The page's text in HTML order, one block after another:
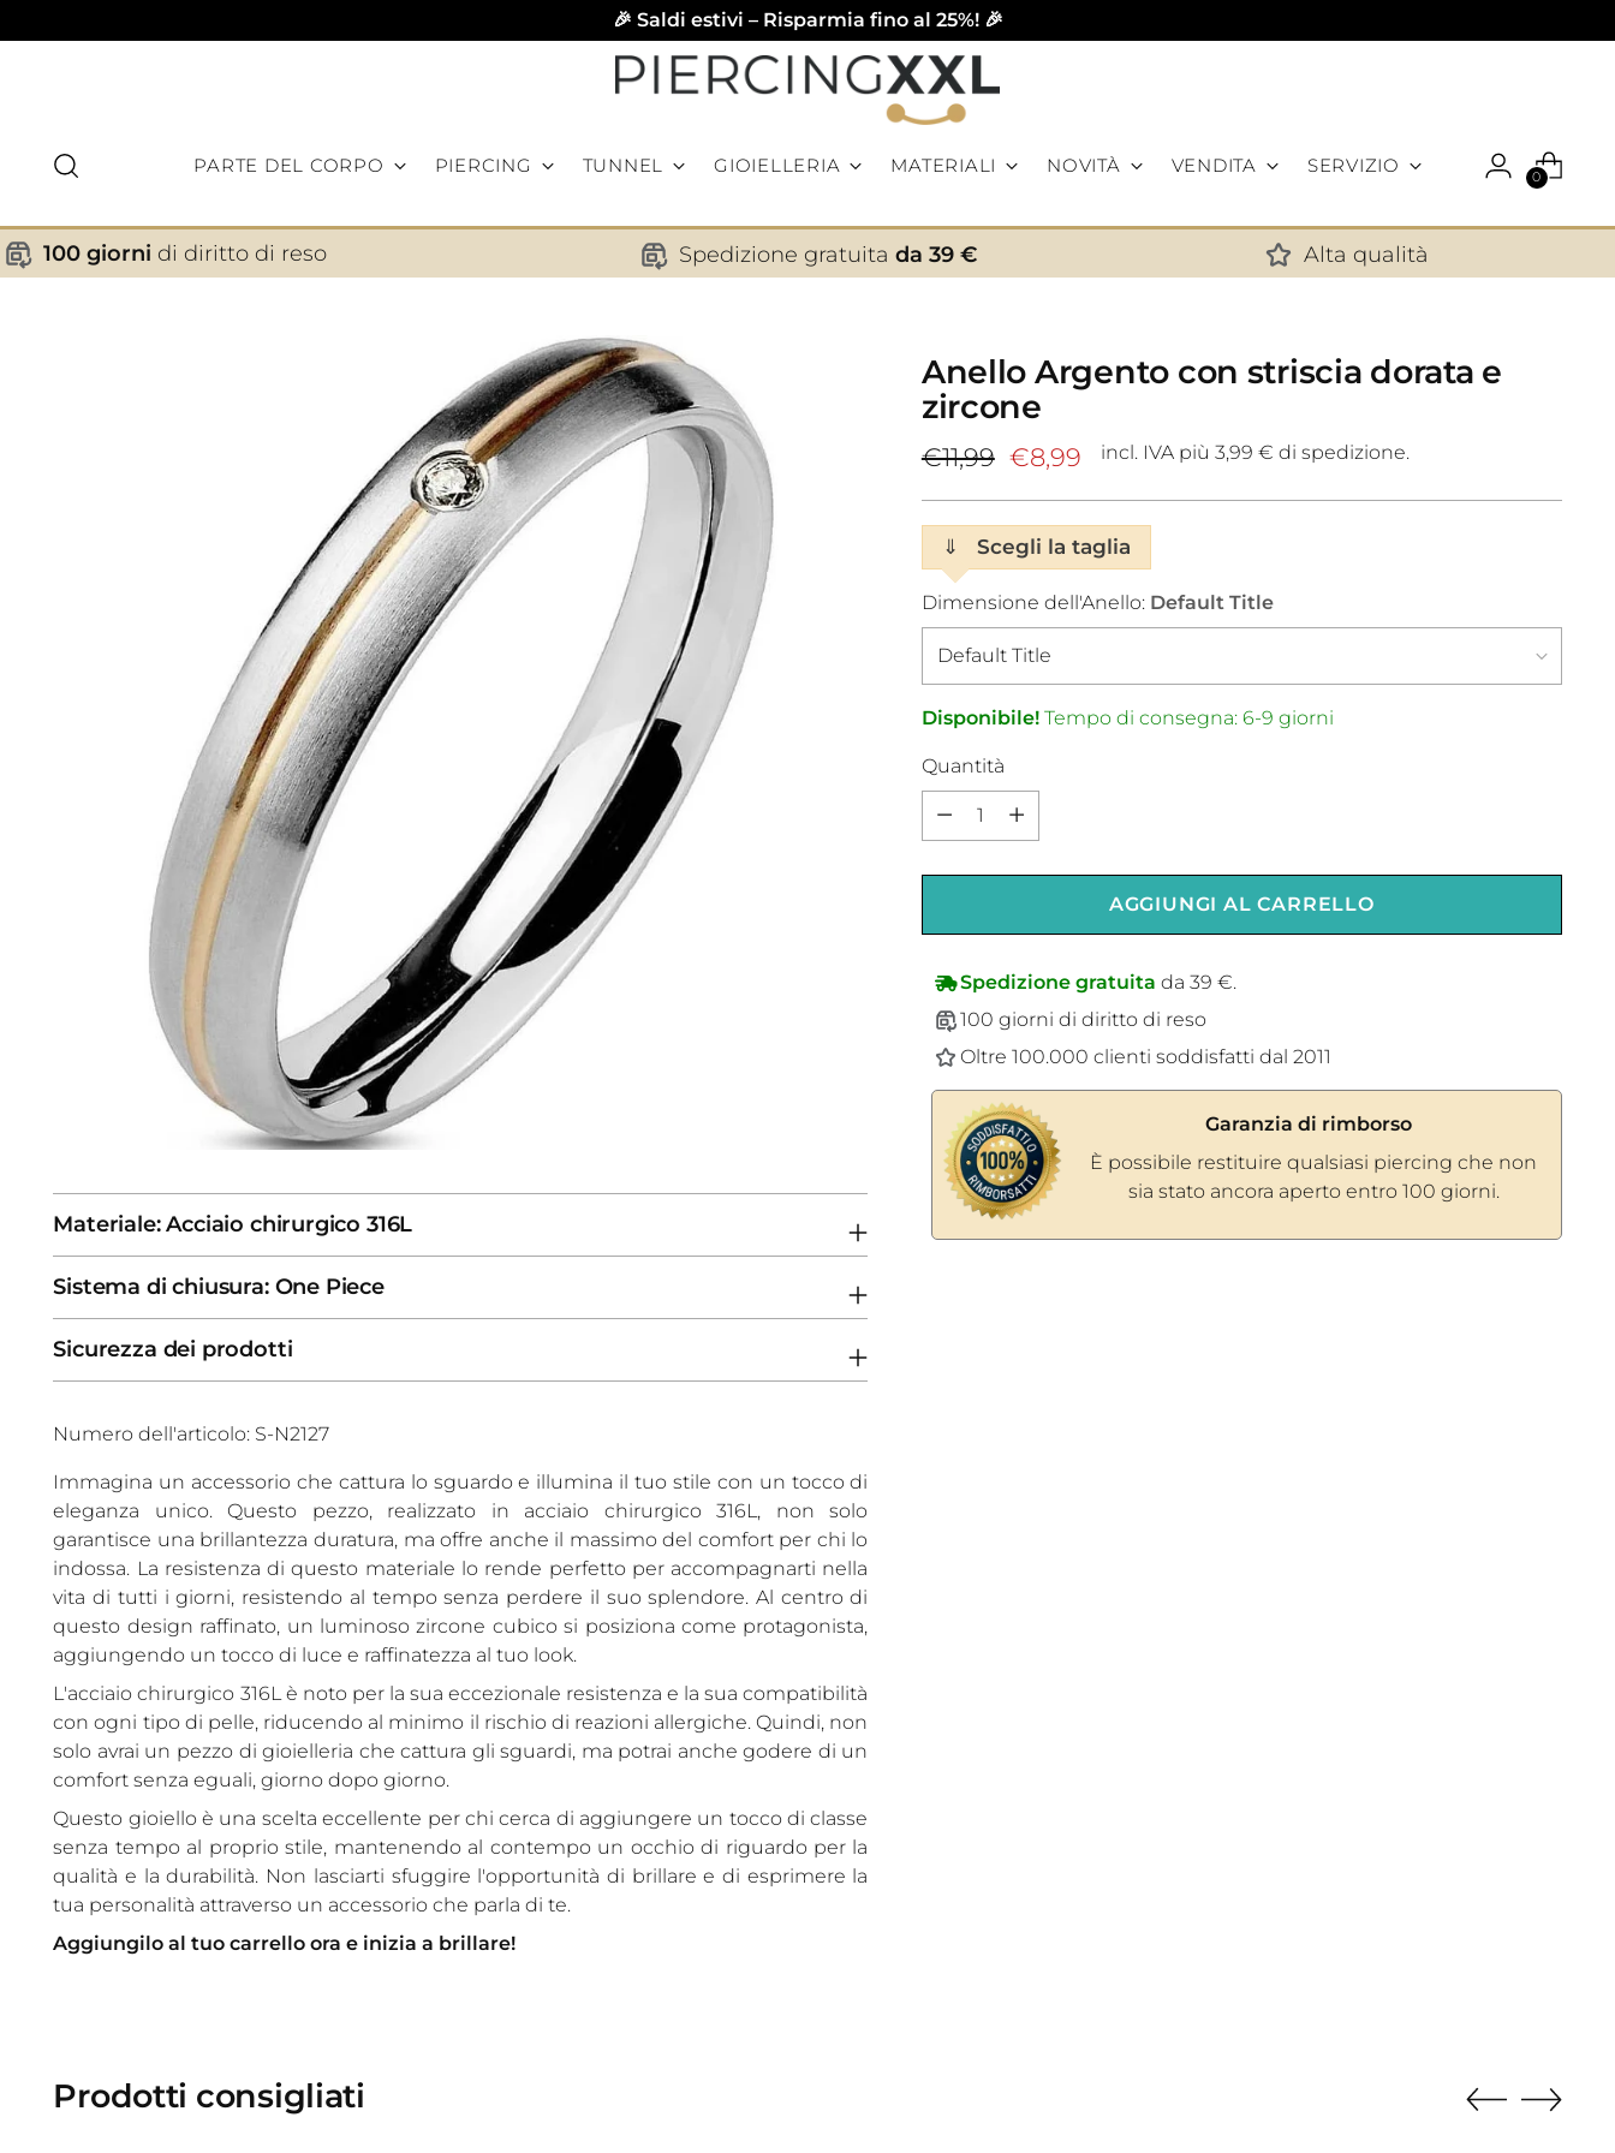
🎉 Saldi estivi – Risparmia fino al 25%! 🎉
PARTE DEL CORPO PIERCING TUNNEL GIOIELLERIA MATERIALI NOVITÀ VENDITA SERVIZIO
0
✕
100 giorni di diritto di reso Spedizione gratuita da 39 € Alta qualità
Materiale: Acciaio chirurgico 316L
Sistema di chiusura: One Piece
Sicurezza dei prodotti
Numero dell'articolo: S-N2127
Immagina un accessorio che cattura lo sguardo e illumina il tuo stile con un tocco di
eleganza unico. Questo pezzo, realizzato in acciaio chirurgico 316L, non solo
garantisce una brillantezza duratura, ma offre anche il massimo del comfort per chi lo
indossa. La resistenza di questo materiale lo rende perfetto per accompagnarti nella
vita di tutti i giorni, resistendo al tempo senza perdere il suo splendore. Al centro di
questo design raffinato, un luminoso zircone cubico si posiziona come protagonista,
aggiungendo un tocco di luce e raffinatezza al tuo look.
L'acciaio chirurgico 316L è noto per la sua eccezionale resistenza e la sua compatibilità
con ogni tipo di pelle, riducendo al minimo il rischio di reazioni allergiche. Quindi, non
solo avrai un pezzo di gioielleria che cattura gli sguardi, ma potrai anche godere di un
comfort senza eguali, giorno dopo giorno.
Questo gioiello è una scelta eccellente per chi cerca di aggiungere un tocco di classe
senza tempo al proprio stile, mantenendo al contempo un occhio di riguardo per la
qualità e la durabilità. Non lasciarti sfuggire l'opportunità di brillare e di esprimere la
tua personalità attraverso un accessorio che parla di te.
Aggiungilo al tuo carrello ora e inizia a brillare!
Anello Argento con striscia dorata e
zircone
Prezzo
listino
€11,99 €8,99 incl. IVA più 3,99 € di spedizione.
⇓ Scegli la taglia
Dimensione dell'Anello: Default Title
Disponibile!Tempo di consegna: 6-9 giorni
Quantità
Quantità
AGGIUNGI AL CARRELLO
Spedizione gratuita da 39 €.
100 giorni di diritto di reso
Oltre 100.000 clienti soddisfatti dal 2011
Garanzia di rimborso
È possibile restituire qualsiasi piercing che non
sia stato ancora aperto entro 100 giorni.
Prodotti consigliati